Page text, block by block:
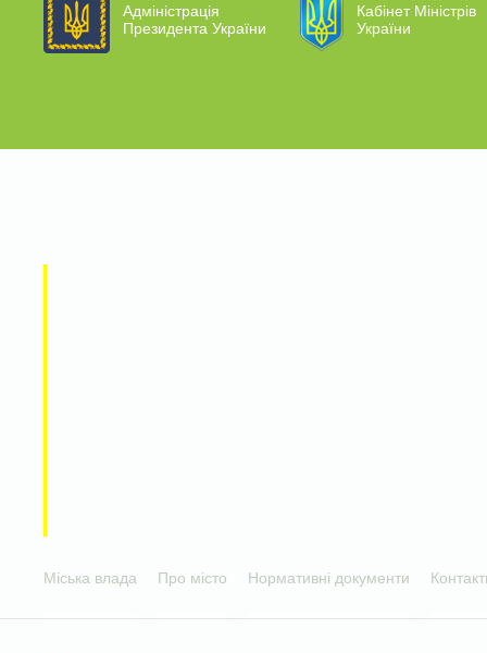
Адміністрація
Президента України
Кабінет Міністрів
України
Міська влада Про місто Нормативні документи